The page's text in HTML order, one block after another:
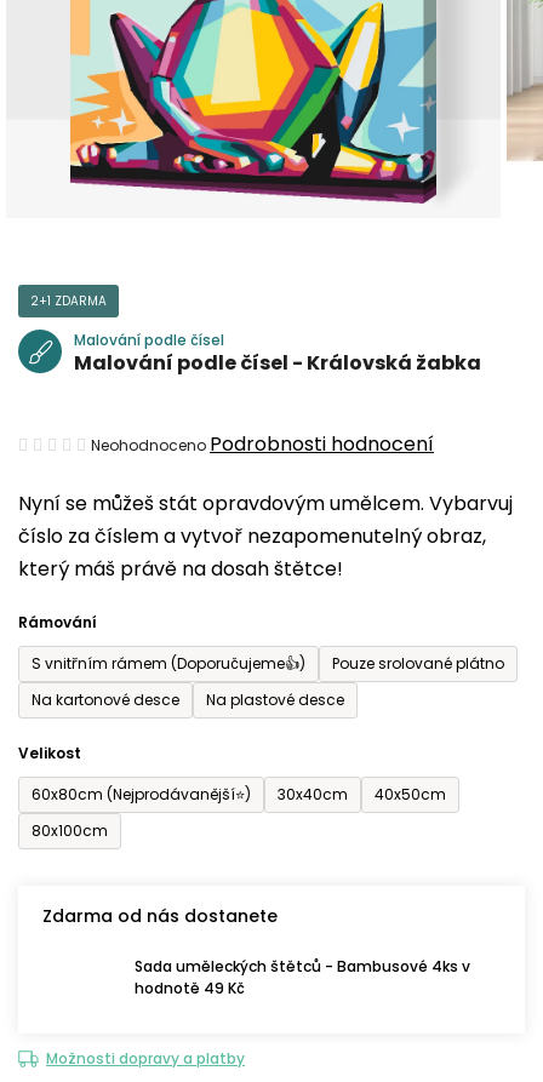
Nyní se můžeš stát opravdovým umělcem. Vybarvuj
číslo za číslem a vytvoř nezapomenutelný obraz,
který máš právě na dosah štětce!
Rámování
S vnitřním rámem (Doporučujeme👍)
Pouze srolované plátno
Na kartonové desce
Na plastové desce
Velikost
60x80cm (Nejprodávanější⭐)
30x40cm
40x50cm
80x100cm
Zdarma od nás dostanete
Sada uměleckých štětců - Bambusové 4ks v
hodnotě 49 Kč
Možnosti dopravy a platby
2+1 ZDARMA
Malování podle čísel
Malování podle čísel - Královská žabka
Průměrné
produktu
je
0,0
5
hvězdiček.
Neohodnoceno Podrobnosti hodnocení